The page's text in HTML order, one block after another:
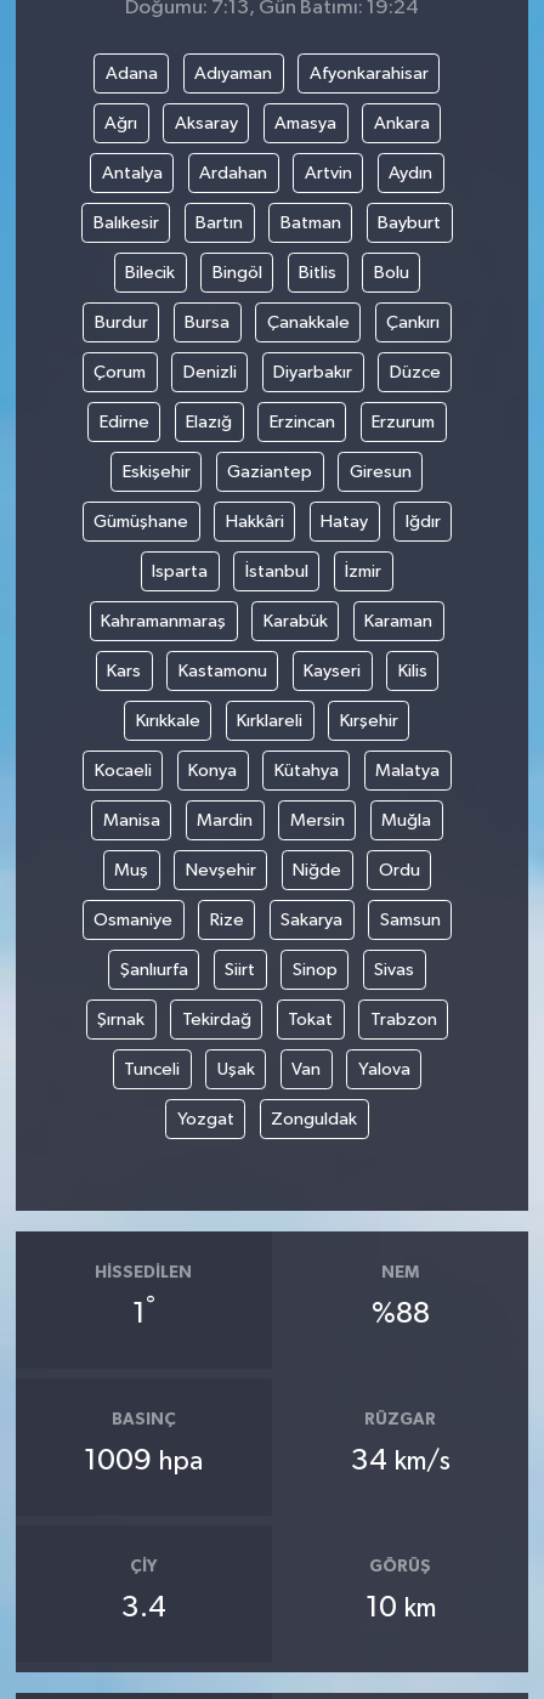
Doğumu: 7:13, Gün Batımı: 19:24
Adana Adıyaman Afyonkarahisar
Ağrı Aksaray Amasya Ankara
Antalya Ardahan Artvin Aydın
Balıkesir Bartın Batman Bayburt
Bilecik Bingöl Bitlis Bolu
Burdur Bursa Çanakkale Çankırı
Çorum Denizli Diyarbakır Düzce
Edirne Elazığ Erzincan Erzurum
Eskişehir Gaziantep Giresun
Gümüşhane Hakkâri Hatay Iğdır
Isparta İstanbul İzmir
Kahramanmaraş Karabük Karaman
Kars Kastamonu Kayseri Kilis
Kırıkkale Kırklareli Kırşehir
Kocaeli Konya Kütahya Malatya
Manisa Mardin Mersin Muğla
Muş Nevşehir Niğde Ordu
Osmaniye Rize Sakarya Samsun
Şanlıurfa Siirt Sinop Sivas
Şırnak Tekirdağ Tokat Trabzon
Tunceli Uşak Van Yalova
Yozgat Zonguldak
HISSEDILEN
1 °
NEM
%88
BASINÇ
1009 hpa
RÜZGAR
34 km/s
ÇIY
3.4
GÖRÜŞ
10 km